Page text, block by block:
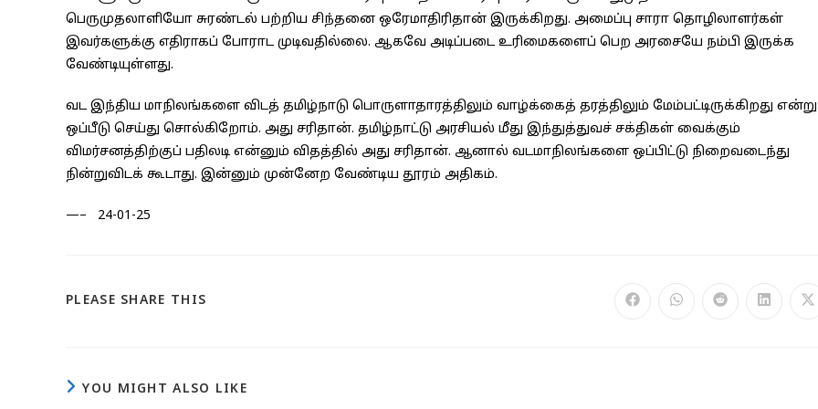
பெருமுதலாளியோ சுரண்டல் பற்றிய சிந்தனை ஒரேமாதிரிதான் இருக்கிறது. அமைப்பு சாரா தொழிலாளர்கள்
இவர்களுக்கு எதிராகப் போராட முடிவதில்லை. ஆகவே அடிப்படை உரிமைகளைப் பெற அரசையே நம்பி இருக்க
வேண்டியுள்ளது.
வட இந்திய மாநிலங்களை விடத் தமிழ்நாடு பொருளாதாரத்திலும் வாழ்க்கைத் தரத்திலும் மேம்பட்டிருக்கிறது என்று
ஒப்பீடு செய்து சொல்கிறோம். அது சரிதான். தமிழ்நாட்டு அரசியல் மீது இந்துத்துவச் சக்திகள் வைக்கும்
விமர்சனத்திற்குப் பதிலடி என்னும் விதத்தில் அது சரிதான். ஆனால் வடமாநிலங்களை ஒப்பிட்டு நிறைவடைந்து
நின்றுவிடக் கூடாது. இன்னும் முன்னேற வேண்டிய தூரம் அதிகம்.
—– 24-01-25
PLEASE SHARE THIS
Opens
Opens Opens
Opens
YOU MIGHT ALSO LIKE